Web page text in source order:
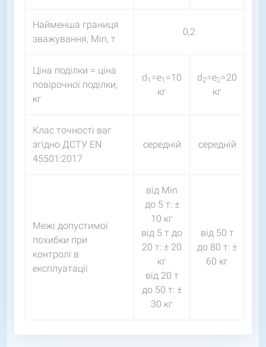
Найменша границя
зважування, Мin, т
0,2
Ціна поділки = ціна
повірочної поділки,
кг
d 1 =e1 =10
кг
d2=e2=20
кг
Клас точності ваг
згідно ДСТУ EN
45501:2017
середній середній
Межі допустимої
похибки при
контролі в
експлуатації
від Мin
до 5 т: ±
10 кг
від 5 т до
20 т: ± 20
кг
від 20 т
до 50 т: ±
30 кг
від 50 т
до 80 т: ±
60 кг